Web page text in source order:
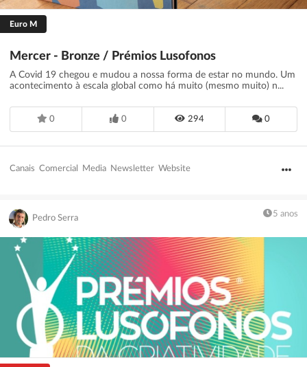
Euro M
Mercer - Bronze / Prémios Lusofonos
A Covid 19 chegou e mudou a nossa forma de estar no mundo. Um
acontecimento à escala global como há muito (mesmo muito) n...
0 0 294 0
Canais Comercial Media Newsletter Website
Pedro Serra 5 anos